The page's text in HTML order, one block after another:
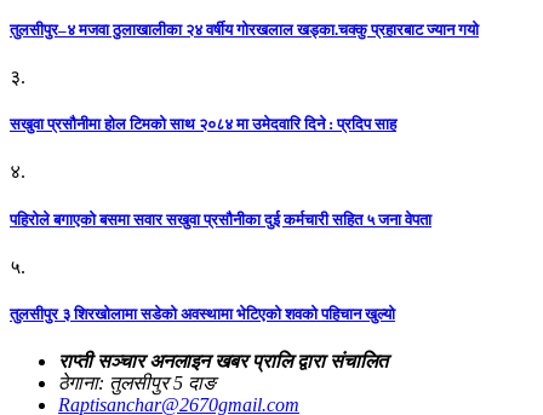
तुलसीपुर–४ मजवा ठुलाखालीका २४ वर्षीय गोरखलाल खड्का.चक्कु प्रहारबाट ज्यान गयो
३.
सखुवा प्रसौनीमा होल टिमको साथ २०८४ मा उमेदवारि दिने : प्रदिप साह
४.
पहिराेले बगाएकाे बसमा सवार सखुवा प्रसाैनीका दुई कर्मचारी सहित ५ जना वेपता
५.
तुलसीपुर ३ शिरखोलामा सडेको अवस्थामा भेटिएको शवको पहिचान खुल्यो
राप्ती सञ्चार अनलाइन खबर प्रालि द्वारा संचालित
ठेगाना: तुलसीपुर 5 दाङ
Raptisanchar@2670gmail.com